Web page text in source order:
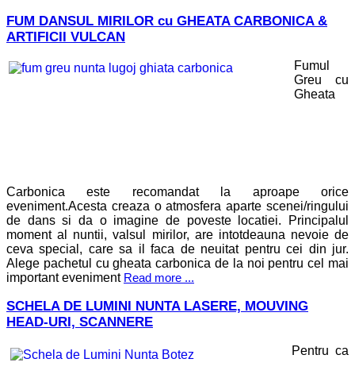
FUM DANSUL MIRILOR cu GHEATA CARBONICA &
ARTIFICII VULCAN
Fumul
Greu cu
Gheata
Carbonica este recomandat la aproape orice
eveniment.Acesta creaza o atmosfera aparte scenei/ringului
de dans si da o imagine de poveste locatiei. Principalul
moment al nuntii, valsul mirilor, are intotdeauna nevoie de
ceva special, care sa il faca de neuitat pentru cei din jur.
Alege pachetul cu gheata carbonica de la noi pentru cel mai
important eveniment Read more ...
SCHELA DE LUMINI NUNTA LASERE, MOUVING
HEAD-URI, SCANNERE
Pentru ca